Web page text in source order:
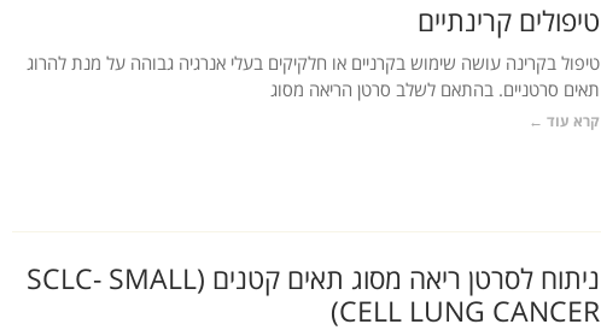
טיפולים קרינתיים
טיפול בקרינה עושה שימוש בקרניים או חלקיקים בעלי אנרגיה גבוהה על מנת להרוג
תאים סרטניים. בהתאם לשלב סרטן הריאה מסוג
קרא עוד ←
ניתוח לסרטן ריאה מסוג תאים קטנים (SCLC- SMALL
CELL LUNG CANCER)